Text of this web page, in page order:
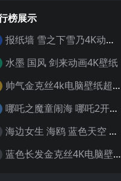
榜展示
报纸墙 雪之下雪乃4K动漫壁纸
水墨 国风 剑来动画4K壁纸
帅气金克丝4k电脑壁纸超清
哪吒之魔童闹海 哪吒2开场4K壁纸
海边女生 海鸥 蓝色天空 4K壁纸
蓝色长发金克丝4K电脑壁纸